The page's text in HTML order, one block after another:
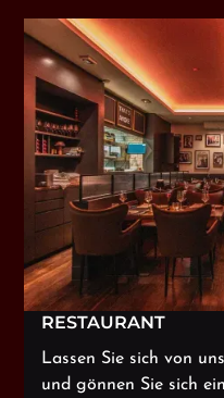
RESTAURANT
Lassen Sie sich von
und gönnen Sie sich